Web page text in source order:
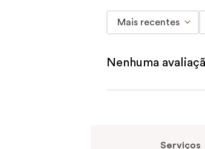
Mais recentes
Nenhuma
Serviços